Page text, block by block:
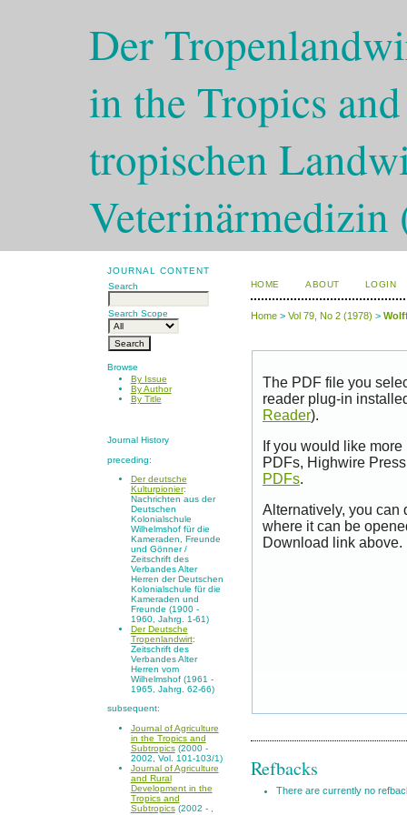
Der
in the Tropics
tropischen
Veterinärmedizin
JOURNAL CONTENT
Search
Search Scope
Browse
By Issue
By Author
By Title
Journal History
preceding:
Der deutsche
Kulturpionier:
Nachrichten aus der
Deutschen
Kolonialschule
Wilhelmshof für die
Kameraden, Freunde
und Gönner /
Zeitschrift des
Verbandes Alter
Herren der Deutschen
Kolonialschule für die
Kameraden und
Freunde (1900 -
1960, Jahrg. 1-61)
Der Deutsche
Tropenlandwirt:
Zeitschrift des
Verbandes Alter
Herren vom
Wilhelmshof (1961 -
1965, Jahrg. 62-66)
subsequent:
Journal of Agriculture
in the Tropics and
Subtropics(2000 -
2002, Vol. 101-103/1)
Journal of Agriculture
and Rural
Development in the
Tropics and
Subtropics(2002 - ,
HOME ABOUT LOGIN
Home> Vol 79, No 2 (1978) >
The PDF file you
reader plug-in
Reader).
If you would like
PDFs, Highwire
PDFs.
Alternatively, you can
where it can be
Download link above.
Refbacks
There are currently no